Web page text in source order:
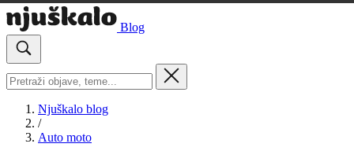
Blog
Njuškalo blog
/
Auto moto